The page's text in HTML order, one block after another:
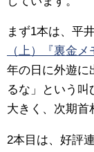
まず1本は、平
（上）『裏金
年の日に外遊に
るな」という叫
大きく、次期首
2本目は、好評